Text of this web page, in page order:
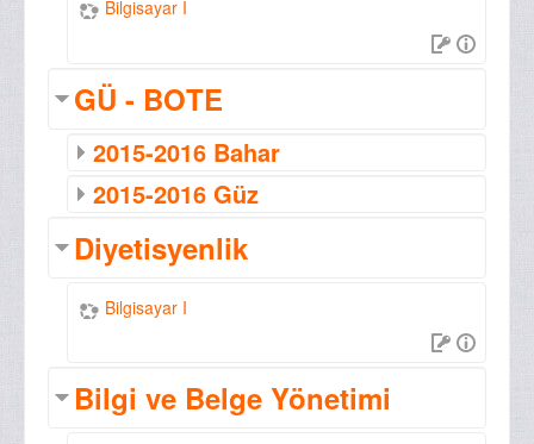
Bilgisayar I
GÜ - BOTE
2015-2016 Bahar
2015-2016 Güz
Diyetisyenlik
Bilgisayar I
Bilgi ve Belge Yönetimi